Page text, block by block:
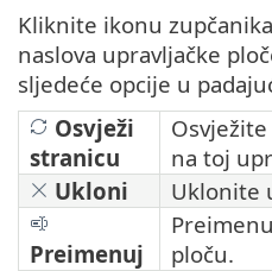
Kliknite ikonu zupčanika
naslova upravljačke
sljedeće opcije u
Osvježi
stranicu
na toj
Ukloni
Uklonite
Preimenuj
ploču.